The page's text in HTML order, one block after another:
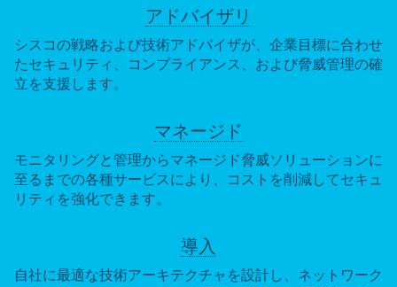
アドバイザリ
シスコの戦略および技術アドバイザが、企業目標に合わせ
たセキュリティ、コンプライアンス、および脅威管理の確
立を支援します。
マネージド
モニタリングと管理からマネージド脅威ソリューションに
至るまでの各種サービスにより、コストを削減してセキュ
リティを強化できます。
導入
自社に最適な技術アーキテクチャを設計し、ネットワーク